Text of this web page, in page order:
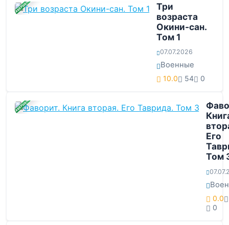
ЗАВЕРШЕНА
Три
возраста
Окини-сан.
Том 1
07.07.2026
Военные
10.0 54 0
ЗАВЕРШЕНА
Его
Том
0.0
0